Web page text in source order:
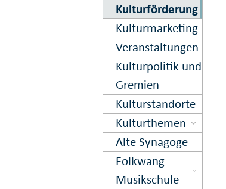
Kultur­förderung
Kultur­marketing
Veranstal­tungen
Kultur­politik und
Gremien
Kultur­standorte
Kultur­themen
Alte Synagoge
Folkwang
Musikschule